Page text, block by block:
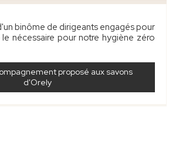
binôme de dirigeants engagés pour
nécessaire pour notre hygiène zéro
proposé aux savons
d'Orely